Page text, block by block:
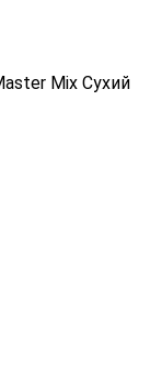
Mix Сухий